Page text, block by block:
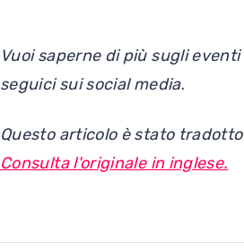
Vuoi saperne di più sugli
seguici sui social media.
Questo articolo è stato
Consulta l'originale in inglese.